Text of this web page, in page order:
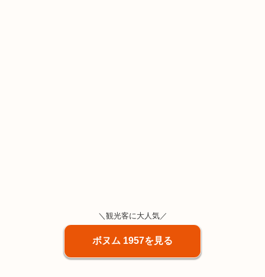
＼観光客に大人気／
ボヌム 1957を見る